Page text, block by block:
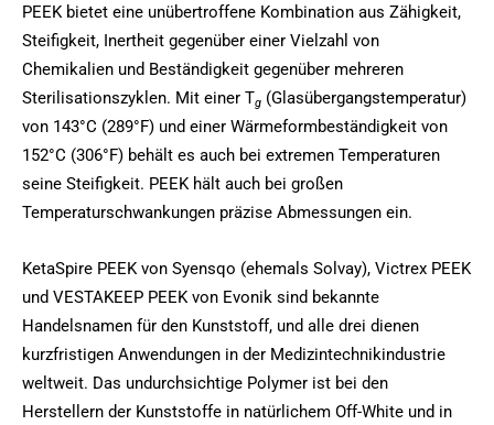
PEEK bietet eine unübertroffene Kombination aus Zähigkeit,
Steifigkeit, Inertheit gegenüber einer Vielzahl von
Chemikalien und Beständigkeit gegenüber mehreren
Sterilisationszyklen. Mit einer Tg (Glasübergangstemperatur)
von 143°C (289°F) und einer Wärmeformbeständigkeit von
152°C (306°F) behält es auch bei extremen Temperaturen
seine Steifigkeit. PEEK hält auch bei großen
Temperaturschwankungen präzise Abmessungen ein.
KetaSpire PEEK von Syensqo (ehemals Solvay), Victrex PEEK
und VESTAKEEP PEEK von Evonik sind bekannte
Handelsnamen für den Kunststoff, und alle drei dienen
kurzfristigen Anwendungen in der Medizintechnikindustrie
weltweit. Das undurchsichtige Polymer ist bei den
Herstellern der Kunststoffe in natürlichem Off-White und in